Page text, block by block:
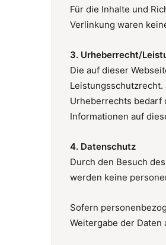
Für die Inhalte und
Verlinkung waren
3. Urheberrecht/
Die auf dieser
Urheberrechts bedarf
Informationen auf
4. Datenschutz
Durch den Besuch
werden keine
Sofern
Weitergabe der